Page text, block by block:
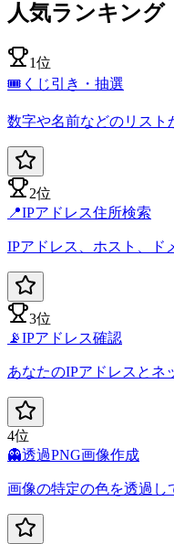
人気ランキング
1位
🎟️ くじ引き・抽選
数字や名前などのリスト
2位
📍IPアドレス住所検索
IPアドレス、ホスト、ド
3位
📡IPアドレス確認
あなたのIPアドレスとネ
4位
👻透過PNG画像作成
画像の特定の色を透過し